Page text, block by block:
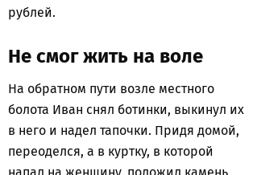
рублей.
Не смог жить на воле
На обратном пути возле местного
болота Иван снял ботинки, выкинул их
в него и надел тапочки. Придя домой,
переоделся, а в куртку, в которой